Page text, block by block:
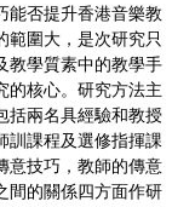
能否提升香港音樂教
範圍大，是次研究只
教學質素中的教學手
的核心。研究方法主
括兩名具經驗和教授
訓課程及選修指揮課
意技巧，教師的傳意
間的關係四方面作研